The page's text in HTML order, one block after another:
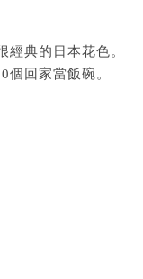
經典的日本花色。
個回家當飯碗。